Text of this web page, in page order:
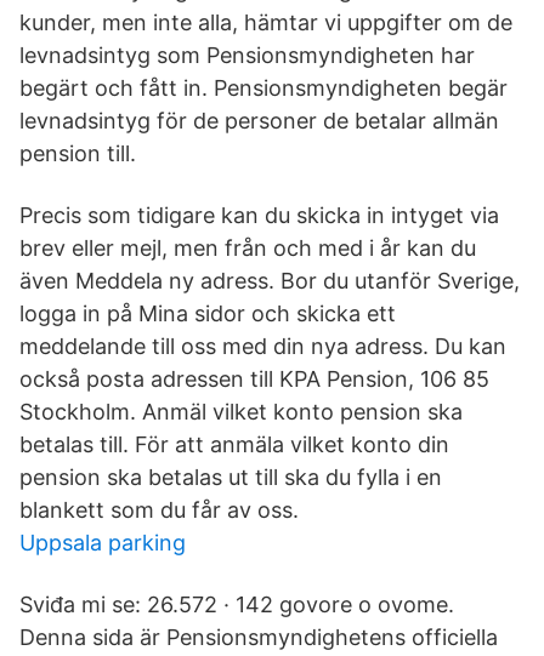
kunder, men inte alla, hämtar vi uppgifter om de
levnadsintyg som Pensionsmyndigheten har
begärt och fått in. Pensionsmyndigheten begär
levnadsintyg för de personer de betalar allmän
pension till.
Precis som tidigare kan du skicka in intyget via
brev eller mejl, men från och med i år kan du
även Meddela ny adress. Bor du utanför Sverige,
logga in på Mina sidor och skicka ett
meddelande till oss med din nya adress. Du kan
också posta adressen till KPA Pension, 106 85
Stockholm. Anmäl vilket konto pension ska
betalas till. För att anmäla vilket konto din
pension ska betalas ut till ska du fylla i en
blankett som du får av oss.
Uppsala parking
Sviđa mi se: 26.572 · 142 govore o ovome.
Denna sida är Pensionsmyndighetens officiella